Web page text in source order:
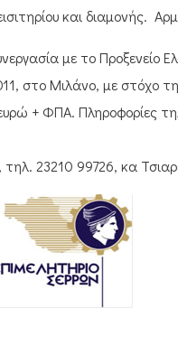
και διαμονής.
με το Προξενείο
στο Μιλάνο, με στόχο
+ ΦΠΑ. Πληροφορίες
τηλ. 23210 99726, κα